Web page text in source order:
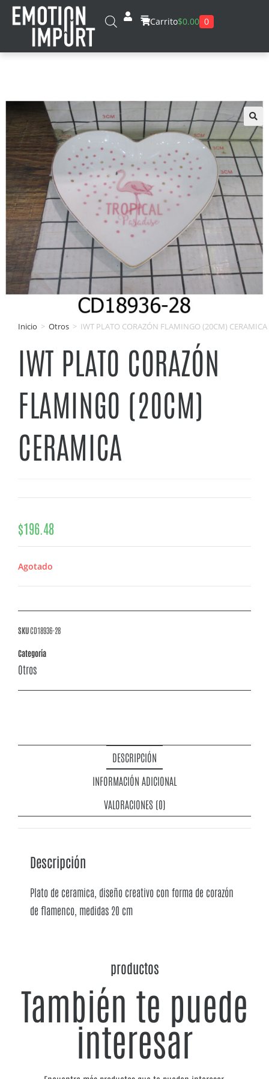
Carrito$0.00 0
Inicio > Otros > IWT PLATO CORAZÓN FLAMINGO (20CM) CERAMICA
IWT PLATO CORAZÓN
FLAMINGO (20CM)
CERAMICA
$196.48
Agotado
SKUCD18936-28
Categoría
Otros
DESCRIPCIÓN
INFORMACIÓN ADICIONAL
VALORACIONES (0)
Descripción
Plato de ceramica, diseño creativo con forma de corazón
de flamenco, medidas 20 cm
productos
También te puede
interesar